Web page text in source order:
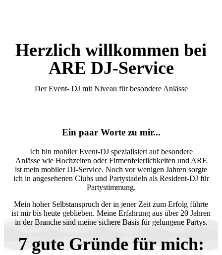
Herzlich willkommen bei
ARE DJ-Service
Der Event- DJ mit Niveau für besondere Anlässe
Ein paar Worte zu mir...
Ich bin mobiler Event-DJ spezialisiert auf besondere
Anlässe wie Hochzeiten oder Firmenfeierlichkeiten und ARE
ist mein mobiler DJ-Service. Noch vor wenigen Jahren sorgte
ich in angesehenen Clubs und Partystadeln als Resident-DJ für
Partystimmung.
Mein hoher Selbstanspruch der in jener Zeit zum Erfolg führte
ist mir bis heute geblieben. Meine Erfahrung aus über 20 Jahren
in der Branche sind meine sichere Basis für gelungene Partys.
7 gute Gründe für mich: